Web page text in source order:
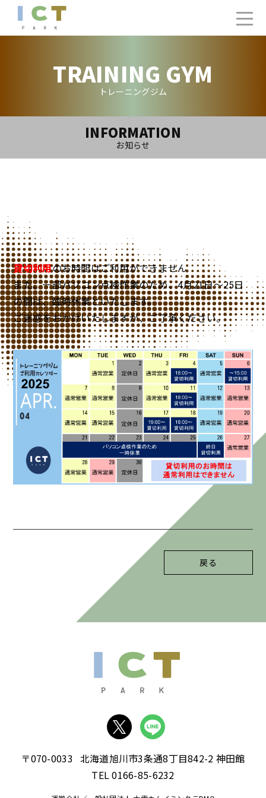
TRAINING GYM
トレーニングジム
INFORMATION
お知らせ
トレーニングジム4月ご利用カレンダー
貸切利用のお時間はご利用ができません
また、一部パソコン点検作業のため、4月21日～25日
の間は、臨時休業といたします。
ご迷惑をおかけいたしますが、ご了承ください。
戻る
〒070-0033 北海道旭川市3条通8丁目842-2 神田館
TEL 0166-85-6232